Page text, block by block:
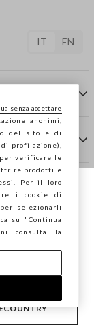
IT EN
Cap. Soc.
anonimi,
del sito e di
profilazione),
verificare le
prodotti e
Per il loro
i cookie di
selezionarli
su "Continua
consulta la
senza accettare